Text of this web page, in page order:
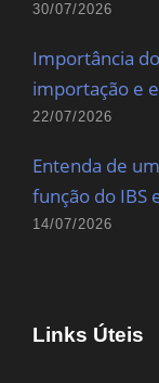
30/07/2026
Importância
importação e
22/07/2026
Entenda de
função do IBS
14/07/2026
Links Úteis